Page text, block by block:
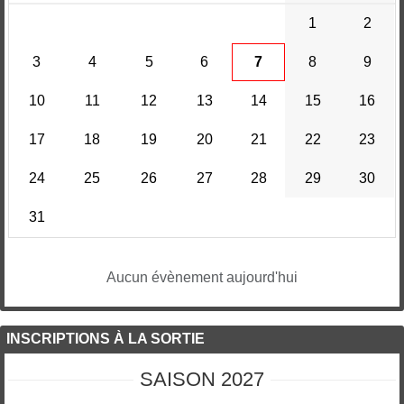
1 2
3 4 5 6 7 8 9
10 11 12 13 14 15 16
17 18 19 20 21 22 23
24 25 26 27 28 29 30
31
Aucun évènement aujourd'hui
INSCRIPTIONS À LA SORTIE
SAISON 2027